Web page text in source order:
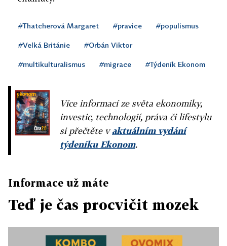
#Thatcherová Margaret #pravice #populismus
#Velká Británie #Orbán Viktor
#multikulturalismus #migrace #Týdeník Ekonom
Více informací ze světa ekonomiky,
investic, technologií, práva či lifestylu
si přečtěte vaktuálním vydání
týdeníku Ekonom.
Informace už máte
Teď je čas procvičit mozek